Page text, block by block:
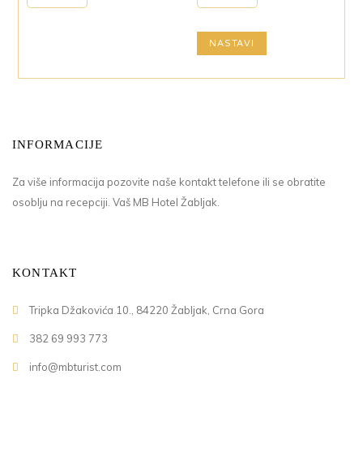
NASTAVI
INFORMACIJE
Za više informacija pozovite naše kontakt telefone ili se obratite
osoblju na recepciji. Vaš MB Hotel Žabljak.
KONTAKT
Tripka Džakovića 10., 84220 Žabljak, Crna Gora
382 69 993 773
info@mbturist.com